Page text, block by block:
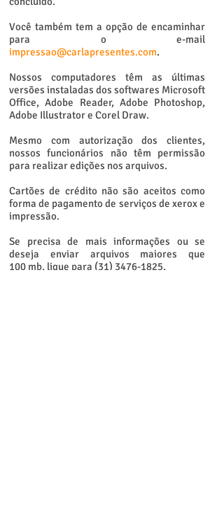
Você também tem a opção de encaminhar
para o e-mail
impressao@carlapresentes.com.
Nossos computadores têm as últimas
versões instaladas dos softwares Microsoft
Office, Adobe Reader, Adobe Photoshop,
Adobe Illustrator e Corel Draw.
Mesmo com autorização dos clientes,
nossos funcionários não têm permissão
para realizar edições nos arquivos.
Cartões de crédito não são aceitos como
forma de pagamento de serviços de xerox e
impressão.
Se precisa de mais informações ou se
deseja enviar arquivos maiores que
100 mb, ligue para (31) 3476-1825.